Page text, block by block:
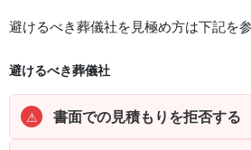
避けるべき葬儀社を見極め方は下記を
避けるべき葬儀社
⚠ 書面での見積もりを拒否する